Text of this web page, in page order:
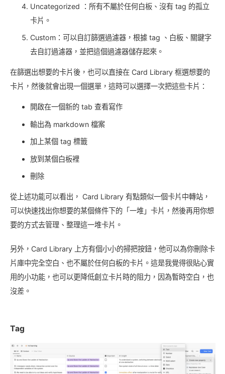
Uncategorized ：所有不屬於任何白板、沒有 tag 的孤立
卡片。
Custom：可以自訂篩選過濾器，根據 tag 、白板、關鍵字
去自訂過濾器，並把這個過濾器儲存起來。
在篩選出想要的卡片後，也可以直接在 Card Library 框選想要的
卡片，然後就會出現一個選單，這時可以選擇一次把這些卡片：
開啟在一個新的 tab 查看寫作
輸出為 markdown 檔案
加上某個 tag 標籤
放到某個白板裡
刪除
從上述功能可以看出， Card Library 有點類似一個卡片中轉站，
可以快速找出你想要的某個條件下的「一堆」卡片，然後再用你想
要的方式去管理、整理這一堆卡片。
另外，Card Library 上方有個小小的掃把按鈕，他可以為你刪除卡
片庫中完全空白、也不屬於任何白板的卡片。這是我覺得很貼心實
用的小功能，也可以更降低創立卡片時的阻力，因為暫時空白，也
沒差。
Tag